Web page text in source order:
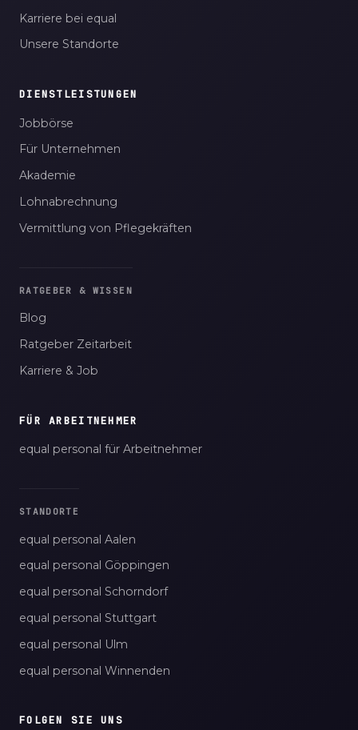
Karriere bei equal
Unsere Standorte
DIENSTLEISTUNGEN
Jobbörse
Für Unternehmen
Akademie
Lohnabrechnung
Vermittlung von Pflegekräften
RATGEBER & WISSEN
Blog
Ratgeber Zeitarbeit
Karriere & Job
FÜR ARBEITNEHMER
equal personal für Arbeitnehmer
STANDORTE
equal personal Aalen
equal personal Göppingen
equal personal Schorndorf
equal personal Stuttgart
equal personal Ulm
equal personal Winnenden
FOLGEN SIE UNS